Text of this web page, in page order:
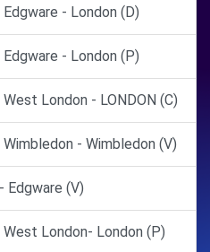
- London (D)
- London (P)
London - LONDON (C)
- Wimbledon (V)
Edgware (V)
London- London (P)